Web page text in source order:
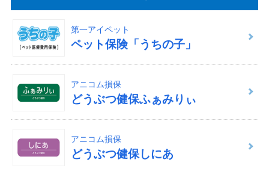
第一アイペット
ペット保険「うちの子」
アニコム損保
どうぶつ健保ふぁみりぃ
アニコム損保
どうぶつ健保しにあ